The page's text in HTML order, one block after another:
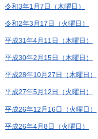
令和3年1月7日（木曜日）
令和2年3月17日（火曜日）
平成31年4月11日（木曜日）
平成30年2月15日（木曜日）
平成28年10月27日（木曜日）
平成27年5月12日（火曜日）
平成26年12月16日（火曜日）
平成26年4月8日（火曜日）